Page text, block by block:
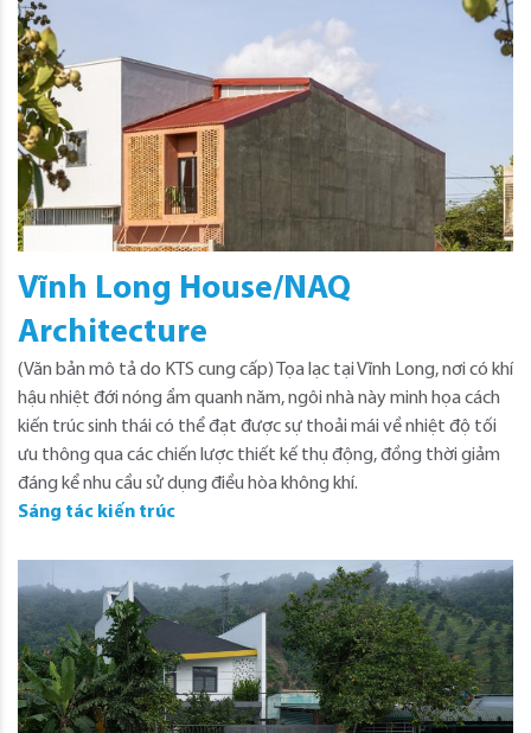
Vĩnh Long House/NAQ
Architecture
(Văn bản mô tả do KTS cung cấp) Tọa lạc tại Vĩnh Long, nơi có khí
hậu nhiệt đới nóng ẩm quanh năm, ngôi nhà này minh họa cách
kiến ​​trúc sinh thái có thể đạt được sự thoải mái về nhiệt độ tối
ưu thông qua các chiến lược thiết kế thụ động, đồng thời giảm
đáng kể nhu cầu sử dụng điều hòa không khí.
Sáng tác kiến trúc